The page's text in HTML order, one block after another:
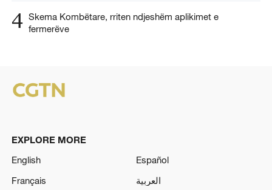
4 Skema Kombëtare, rriten ndjeshëm aplikimet e
fermerëve
EXPLORE MORE
English
Español
Français
العربية